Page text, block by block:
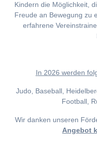
Kindern die Möglichkeit,
Freude an Bewegung zu
erfahrene
In 2026 werden
Judo, Baseball,
Football,
Wir danken unseren
Angebot